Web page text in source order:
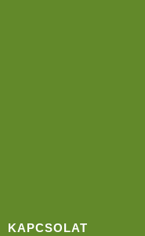
KAPCSOLAT